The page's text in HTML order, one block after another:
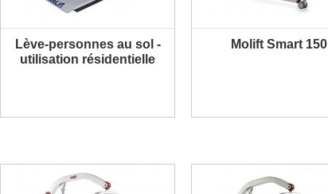
Lève-personnes au sol -
utilisation résidentielle
Molift Smart 150
PLUS D'INFORMATION PLUS D'INFORMATION